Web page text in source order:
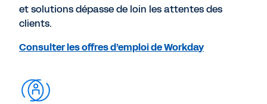
et solutions dépasse de loin les attentes des
clients.
Consulter les offres d’emploi de Workday